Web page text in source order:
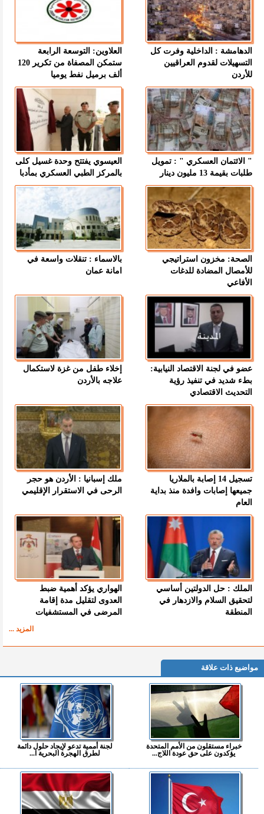
الدهامشة : الداخلية وفرت كل
التسهيلات لقدوم العراقيين
للأردن
العلاوين: التوسعة الرابعة
ستمكن المصفاة من تكرير 120
ألف برميل نفط يوميا
" الائتمان العسكري " : تمويل
طلبات بقيمة 13 مليون دينار
العيسوي يفتتح وحدة غسيل كلى
بالمركز الطبي العسكري بمأدبا
الصحة: مخزون استراتيجي
للأمصال المضادة للدغات
الأفاعي
بالاسماء : تنقلات واسعة في
امانة عمان
عضو في لجنة الاقتصاد النيابية:
بطء شديد في تنفيذ رؤية
التحديث الاقتصادي
إخلاء طفل من غزة لاستكمال
علاجه بالأردن
تسجيل 14 إصابة بالملاريا
جميعها إصابات وافدة منذ بداية
العام
ملك إسبانيا : الأردن هو حجر
الرحى في الاستقرار الإقليمي
الملك : حل الدولتين أساسي
لتحقيق السلام والازدهار في
المنطقة
الهواري يؤكد أهمية ضبط
العدوى لتقليل مدة إقامة
المرضى في المستشفيات
المزيد ...
مواضيع ذات علاقة
خبراء مستقلون من الأمم المتحدة
يؤكدون على حق عودة اللاج...
لجنة أممية تدعو لإيجاد حلول دائمة
لطرق الهجرة البحرية ا...